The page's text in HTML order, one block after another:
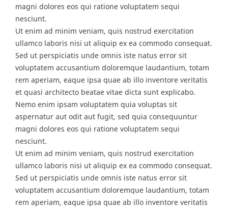
magni dolores eos qui ratione voluptatem sequi
nesciunt.
Ut enim ad minim veniam, quis nostrud exercitation
ullamco laboris nisi ut aliquip ex ea commodo consequat.
Sed ut perspiciatis unde omnis iste natus error sit
voluptatem accusantium doloremque laudantium, totam
rem aperiam, eaque ipsa quae ab illo inventore veritatis
et quasi architecto beatae vitae dicta sunt explicabo.
Nemo enim ipsam voluptatem quia voluptas sit
aspernatur aut odit aut fugit, sed quia consequuntur
magni dolores eos qui ratione voluptatem sequi
nesciunt.
Ut enim ad minim veniam, quis nostrud exercitation
ullamco laboris nisi ut aliquip ex ea commodo consequat.
Sed ut perspiciatis unde omnis iste natus error sit
voluptatem accusantium doloremque laudantium, totam
rem aperiam, eaque ipsa quae ab illo inventore veritatis